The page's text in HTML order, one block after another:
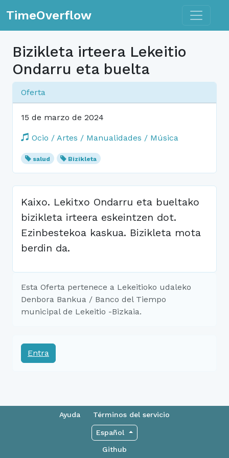
TimeOverflow Toggle
Bizikleta irteera Lekeitio
Ondarru eta buelta
Oferta
15 de marzo de 2024
Ocio / Artes / Manualidades / Música
salud Bizikleta
Kaixo. Lekitxo Ondarru eta bueltako
bizikleta irteera eskeintzen dot.
Ezinbestekoa kaskua. Bizikleta mota
berdin da.
Esta Oferta pertenece a Lekeitioko udaleko
Denbora Bankua / Banco del Tiempo
municipal de Lekeitio -Bizkaia.
Entra
Ayuda Términos del servicio
Español
Github